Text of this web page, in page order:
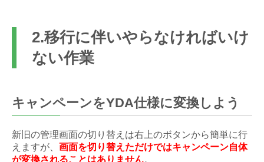
2.移行に伴いやらなければいけ
ない作業
キャンペーンをYDA仕様に変換しよう
新旧の管理画面の切り替えは右上のボタンから簡単に行
えますが、 画面を切り替えただけではキャンペーン自体
が変換されることはありません。